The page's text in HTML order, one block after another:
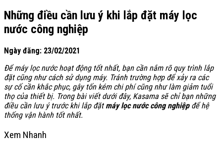
Những điều cần lưu ý khi lắp đặt máy lọc
nước công nghiệp
Ngày đăng: 23/02/2021
Để máy lọc nước hoạt động tốt nhất, bạn cần nắm rõ quy trình lắp
đặt cũng như cách sử dụng máy. Tránh trường hợp để xảy ra các
sự cố cần khắc phục, gây tốn kém chi phí cũng như làm giảm tuổi
thọ của thiết bị. Trong bài viết dưới đây, Kasama sẽ chỉ bạn những
điều cần lưu ý trước khi lắp đặt máy lọc nước công nghiệp để hệ
thống vận hành tốt nhất.
Xem Nhanh